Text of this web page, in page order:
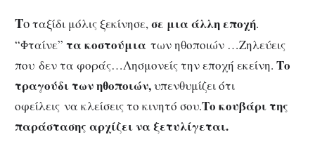
Τοταξίδι μόλις ξεκίνησε,σε μια άλλη εποχή.
“Φταίνε” τα κοστούμια των ηθοποιών …Zηλεύεις
που δεν τα φοράς…Λησμονείς την εποχή εκείνη. Το
τραγούδι των ηθοποιών,υπενθυμίζει ότι
οφείλεις να κλείσεις το κινητό σου.Το κουβάρι της
παράστασης αρχίζει να ξετυλίγεται.